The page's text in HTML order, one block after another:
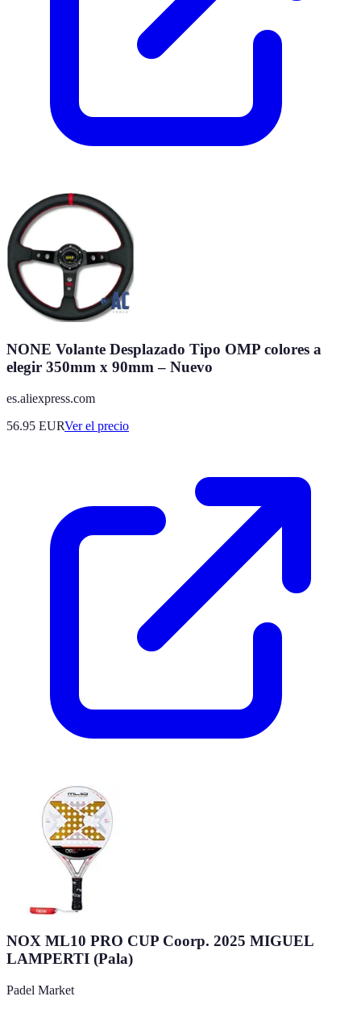
NONE Volante Desplazado Tipo OMP colores a
elegir 350mm x 90mm – Nuevo
es.aliexpress.com
56.95 EURVer el precio
NOX ML10 PRO CUP Coorp. 2025 MIGUEL
LAMPERTI (Pala)
Padel Market